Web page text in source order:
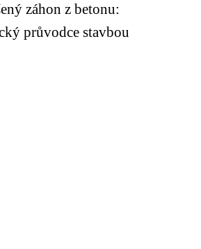
záhon z betonu:
průvodce stavbou